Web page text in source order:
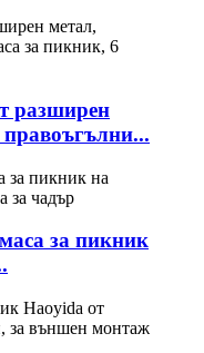
разширен
за пикник